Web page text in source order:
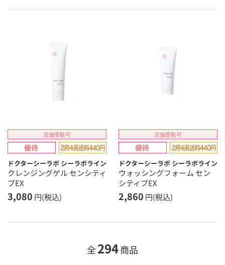
店舗受取可
ドクターシーラボ シーラボライン
クレンジングゲル センシティ
ブEX
3,080 円(税込)
店舗受取可
ドクターシーラボ シーラボライン
ウォッシングフォーム セン
シティブEX
2,860 円(税込)
全294商品